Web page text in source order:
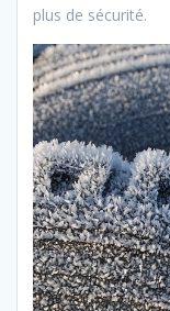
plus de sécurité.